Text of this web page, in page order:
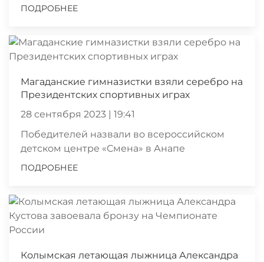
ПОДРОБНЕЕ
Магаданские гимназистки взяли серебро на
Президентских спортивных играх
28 сентября 2023 | 19:41
Победителей назвали во всероссийском
детском центре «Смена» в Анапе
ПОДРОБНЕЕ
Колымская летающая лыжница Александра